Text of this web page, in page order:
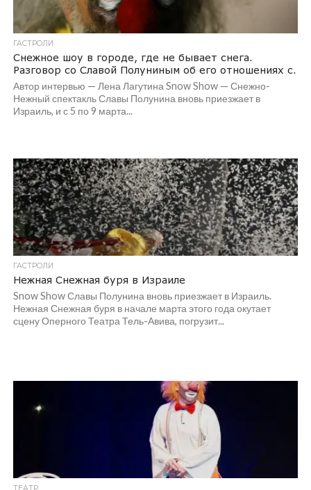
ГАСТРОЛИ
Снежное шоу в городе, где не бывает снега.
Разговор со Славой Полуниным об его отношениях с.
Автор интервью — Лена Лагутина Snow Show — Снежно-
Нежный спектакль Славы Полунина вновь приезжает в
Израиль, и с 5 по 9 марта...
ГАСТРОЛИ
Нежная Снежная буря в Израиле
Snow Show Славы Полунина вновь приезжает в Израиль.
Нежная Снежная буря в начале марта этого года окутает
сцену Оперного Театра Тель-Авива, погрузит...